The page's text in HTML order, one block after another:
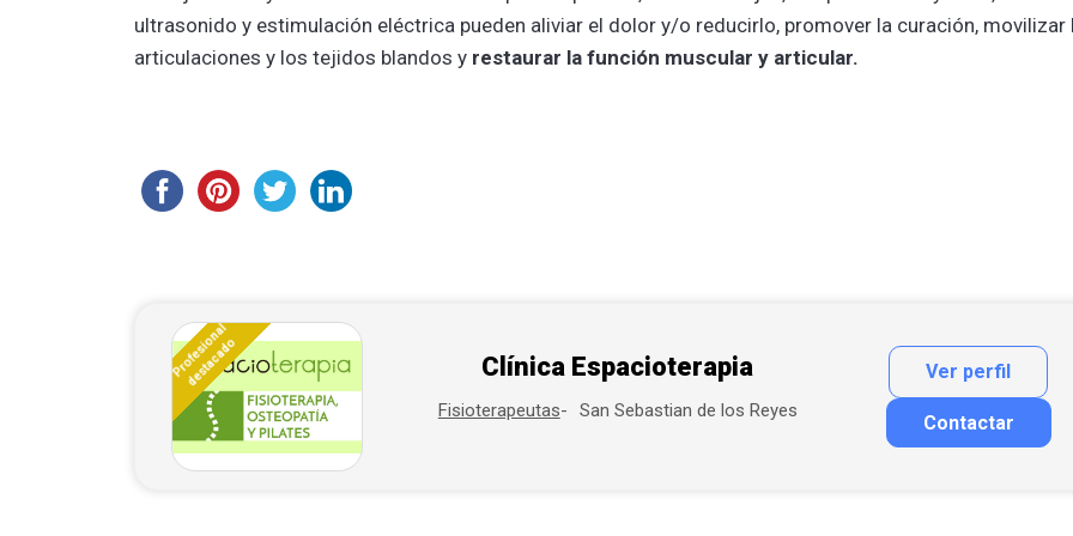
ultrasonido y estimulación eléctrica pueden aliviar el dolor y/o reducirlo, promover la curación, movilizar
articulaciones y los tejidos blandos y restaurar la función muscular y articular.
Profesional
destacado Clínica Espacioterapia
Fisioterapeutas San Sebastian de los Reyes
Ver perfil
Contactar
Contactar por correo